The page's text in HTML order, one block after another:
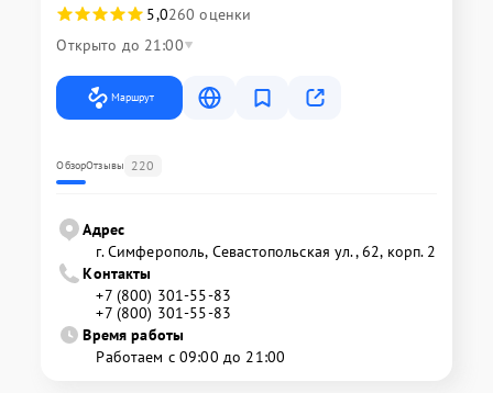
5,0260 оценки
Открыто до 21:00
Маршрут
ОбзорОтзывы 220
Адрес
г. Симферополь, Севастопольская ул., 62, корп. 2
Контакты
+7 (800) 301-55-83
+7 (800) 301-55-83
Время работы
Работаем с 09:00 до 21:00